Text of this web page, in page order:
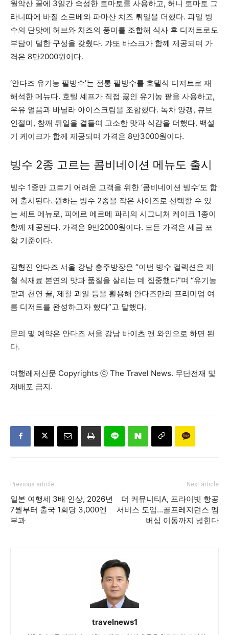
월악산 꿀에 3일간 숙성한 토마토를 사용하고, 허니 토마토 그
라니따에 바질 소르베와 파마산 치즈 튀일을 더했다. 과일 빙
수의 단맛에 허브와 치즈의 풍미를 조합해 식사 후 디저트로도
부담이 덜한 구성을 갖췄다. 갸또 바스크가 함께 제공되며 가
격은 8만2000원이다.
‘안다즈 유기농 팥빙수’는 전통 팥빙수를 호텔식 디저트로 재
해석한 메뉴다. 호텔 셰프가 직접 끓인 유기농 팥을 사용하고,
우유 얼음과 바닐라 아이스크림을 조합했다. 녹차 양갱, 큐브
인절미, 참깨 튀일을 곁들여 고소한 맛과 식감을 더했다. 백설
기 케이크가 함께 제공되며 가격은 8만3000원이다.
빙수 2종 고르는 콤비네이션 메뉴도 출시
빙수 1종만 고르기 어려운 고객을 위한 ‘콤비네이션 빙수’도 함
께 출시된다. 원하는 빙수 2종을 작은 사이즈로 선택할 수 있
는 세트 메뉴로, 피에르 에르메 파리의 시그니처 케이크 1종이
함께 제공된다. 가격은 9만2000원이다. 모든 가격은 세금 포
함 기준이다.
김형진 안다즈 서울 강남 총주방장은 “이번 빙수 컬렉션은 제
철 식재료 본연의 맛과 품질을 살리는 데 집중했다”며 “유기농
팥과 천연 꿀, 제철 과일 등을 활용해 안다즈만의 프리미엄 여
름 디저트를 완성하고자 했다”고 말했다.
문의 및 예약은 안다즈 서울 강남 바이츠 앤 와인으로 하면 된
다.
여행레저신문 Copyrights ⓒ The Travel News. 무단전재 및
재배포 금지.
Previous article
일본 여행세 3배 인상, 2026년
7월부터 출국 1회당 3,000엔
부과
Next article
더 커뮤니티A, 프라이빗 항공
서비스 도입…골프레지던스 멤
버십 이동까지 넓힌다
travelnews1